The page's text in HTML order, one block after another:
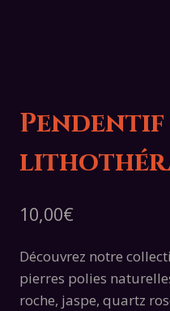
10,00€
Découvrez notre
pierres polies
roche, jaspe, quartz